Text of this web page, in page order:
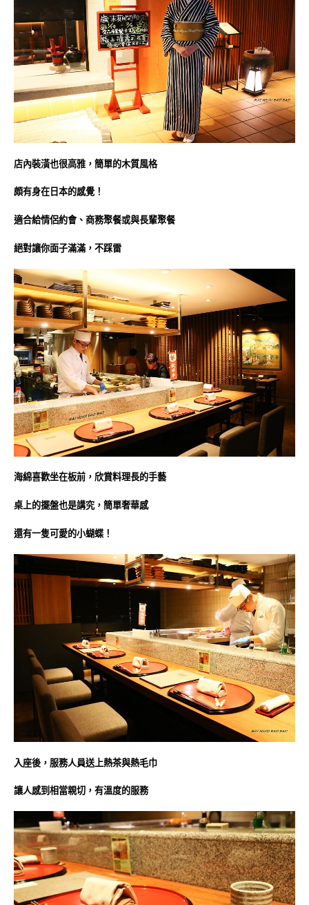
店內裝潢也很高雅， 簡單的木質風格
頗有身在日本的感覺！
適合給情侶約會、商務聚餐或與長輩聚餐
絕對讓你面子滿滿，不踩雷
海綿喜歡坐在板前，欣賞料理長的手藝
桌上的擺盤也是講究，簡單奢華感
還有一隻可愛的小蝴蝶！
入座後，服務人員送上熱茶與熱毛巾
讓人感到相當親切，有溫度的服務